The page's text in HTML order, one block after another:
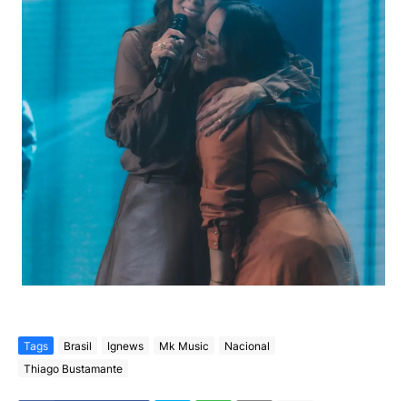
Tags Brasil Ignews Mk Music
Nacional
Thiago Bustamante